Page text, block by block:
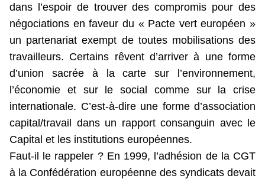
dans l’espoir de trouver des compromis pour des
négociations en faveur du « Pacte vert européen »
un partenariat exempt de toutes mobilisations des
travailleurs. Certains rêvent d’arriver à une forme
d’union sacrée à la carte sur l’environnement,
l’économie et sur le social comme sur la crise
internationale. C’est-à-dire une forme d’association
capital/travail dans un rapport consanguin avec le
Capital et les institutions européennes.
Faut-il le rappeler ? En 1999, l’adhésion de la CGT
à la Confédération européenne des syndicats devait